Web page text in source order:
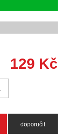
129 Kč
doporučit